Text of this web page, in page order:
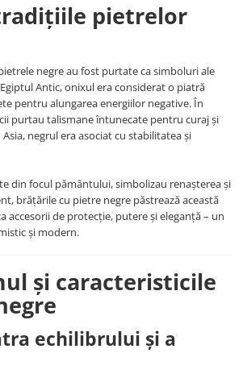
pietrelor
negre au fost purtate ca simboluri ale
Antic, onixul era considerat o piatră
pentru alungarea energiilor negative. În
purtau talismane întunecate pentru curaj și
negrul era asociat cu stabilitatea și
din focul pământului, simbolizau renașterea și
brățările cu pietre negre păstrează această
accesorii de protecție, putere și eleganță – un
și modern.
și caracteristicile
echilibrului și a